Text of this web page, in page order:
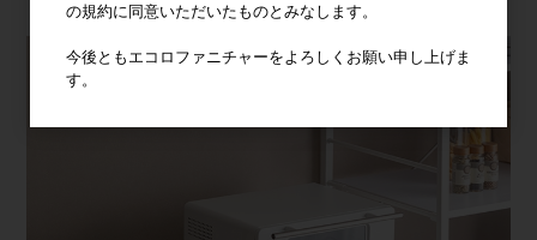
の規約に同意いただいたものとみなします。
今後ともエコロファニチャーをよろしくお願い申し上げま
す。